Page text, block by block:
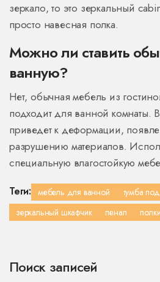
зеркало, то это зеркальный
просто навесная полка.
Можно ли ставить
ванную?
Нет, обычная мебель из
подходит для ванной комнаты.
приведет к деформации,
разрушению материалов.
специальную влагостойкую
Теги: мебель для ванной
тумба
зеркальный шкафчик
пенал полки
Поиск записей